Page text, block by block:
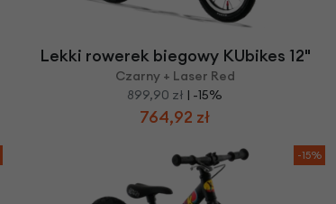
Lekki rowerek biegowy KUbikes 12"
Czarny + Laser Red
899,90 zł | -15%
764,92 zł
-15%